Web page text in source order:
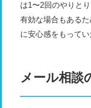
は1〜2回のやりと
有効な場合もある
に安心感をもって
メール相談